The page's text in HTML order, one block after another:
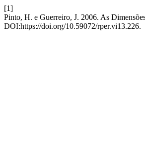
[1]
Pinto, H. e Guerreiro, J. 2006. As
DOI:https://doi.org/10.59072/rper.vi13.226.